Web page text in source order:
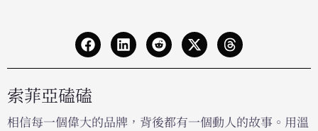
索菲亞磕磕
相信每一個偉大的品牌，背後都有一個動人的故事。用溫